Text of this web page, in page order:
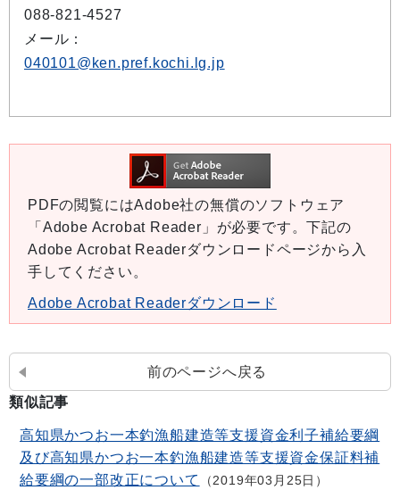
088-821-4527
メール：
040101@ken.pref.kochi.lg.jp
PDFの閲覧にはAdobe社の無償のソフトウェア
「Adobe Acrobat Reader」が必要です。下記の
Adobe Acrobat Readerダウンロードページから入
手してください。
Adobe Acrobat Readerダウンロード
前のページへ戻る
類似記事
高知県かつお一本釣漁船建造等支援資金利子補給要綱
及び高知県かつお一本釣漁船建造等支援資金保証料補
給要綱の一部改正について
2019年03月25日